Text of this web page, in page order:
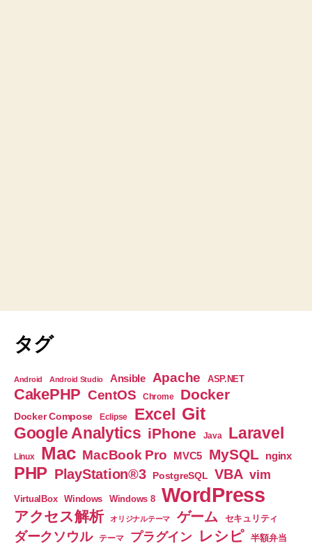
タグ
Android Android Studio Ansible Apache ASP.NET
CakePHP CentOS Chrome Docker
Docker Compose Eclipse Excel Git
Google Analytics iPhone Java Laravel
Linux Mac MacBook Pro MVC5 MySQL nginx
PHP PlayStation®3 PostgreSQL VBA vim
VirtualBox Windows Windows 8 WordPress
アクセス解析 オリジナルテーマ ゲーム セキュリティ
ダークソウル テーマ プラグイン レシピ 半額弁当